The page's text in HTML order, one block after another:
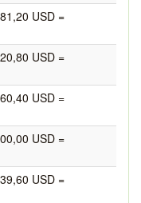
USD =
USD =
USD =
USD =
USD =